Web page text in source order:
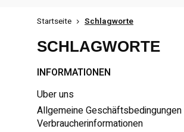
Startseite Schlagworte
SCHLAGWORTE
INFORMATIONEN
Uber uns
Allgemeine Geschäftsbedingungen
Verbraucherinformationen